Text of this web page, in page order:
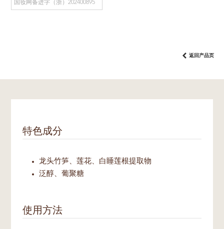
国妆网备进字（浙）202400895
返回产品页
特色成分
龙头竹笋、莲花、白睡莲根提取物
泛醇、葡聚糖
使用方法